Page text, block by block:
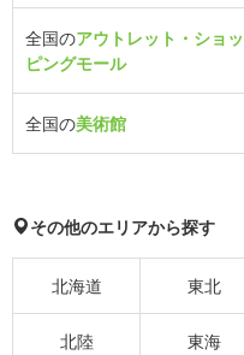
全国のアウトレット・ショッ
ピングモール
全国の美術館
その他のエリアから探す
北海道 東北
北陸 東海